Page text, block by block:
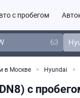
с пробегом
63
в Москве Hyundai
с